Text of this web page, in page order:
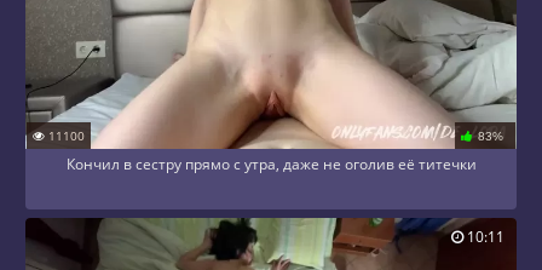
11100 83%
Кончил в сестру прямо с утра, даже не оголив её титечки
10:11